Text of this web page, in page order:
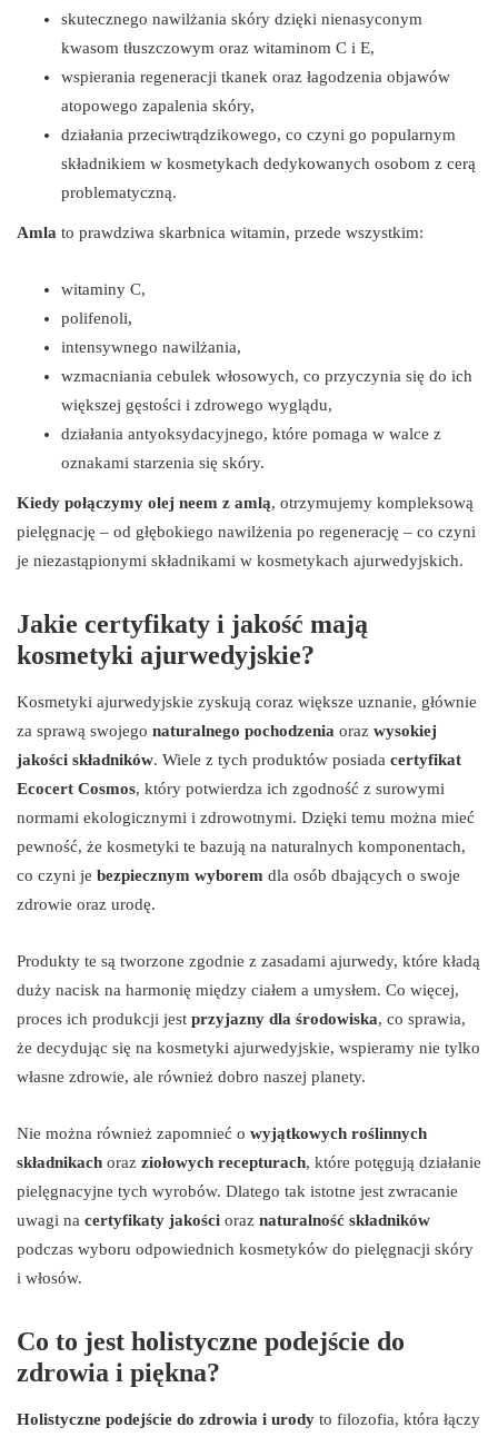
skutecznego nawilżania skóry dzięki nienasyconym
kwasom tłuszczowym oraz witaminom C i E,
wspierania regeneracji tkanek oraz łagodzenia objawów
atopowego zapalenia skóry,
działania przeciwtrądzikowego, co czyni go popularnym
składnikiem w kosmetykach dedykowanych osobom z cerą
problematyczną.
Amla to prawdziwa skarbnica witamin, przede wszystkim:
witaminy C,
polifenoli,
intensywnego nawilżania,
wzmacniania cebulek włosowych, co przyczynia się do ich
większej gęstości i zdrowego wyglądu,
działania antyoksydacyjnego, które pomaga w walce z
oznakami starzenia się skóry.
Kiedy połączymy olej neem z amlą, otrzymujemy kompleksową
pielęgnację – od głębokiego nawilżenia po regenerację – co czyni
je niezastąpionymi składnikami w kosmetykach ajurwedyjskich.
Jakie certyfikaty i jakość mają
kosmetyki ajurwedyjskie?
Kosmetyki ajurwedyjskie zyskują coraz większe uznanie, głównie
za sprawą swojego naturalnego pochodzenia oraz wysokiej
jakości składników. Wiele z tych produktów posiada certyfikat
Ecocert Cosmos, który potwierdza ich zgodność z surowymi
normami ekologicznymi i zdrowotnymi. Dzięki temu można mieć
pewność, że kosmetyki te bazują na naturalnych komponentach,
co czyni je bezpiecznym wyborem dla osób dbających o swoje
zdrowie oraz urodę.
Produkty te są tworzone zgodnie z zasadami ajurwedy, które kładą
duży nacisk na harmonię między ciałem a umysłem. Co więcej,
proces ich produkcji jest przyjazny dla środowiska, co sprawia,
że decydując się na kosmetyki ajurwedyjskie, wspieramy nie tylko
własne zdrowie, ale również dobro naszej planety.
Nie można również zapomnieć o wyjątkowych roślinnych
składnikach oraz ziołowych recepturach, które potęgują działanie
pielęgnacyjne tych wyrobów. Dlatego tak istotne jest zwracanie
uwagi na certyfikaty jakości oraz naturalność składników
podczas wyboru odpowiednich kosmetyków do pielęgnacji skóry
i włosów.
Co to jest holistyczne podejście do
zdrowia i piękna?
Holistyczne podejście do zdrowia i urody to filozofia, która łączy